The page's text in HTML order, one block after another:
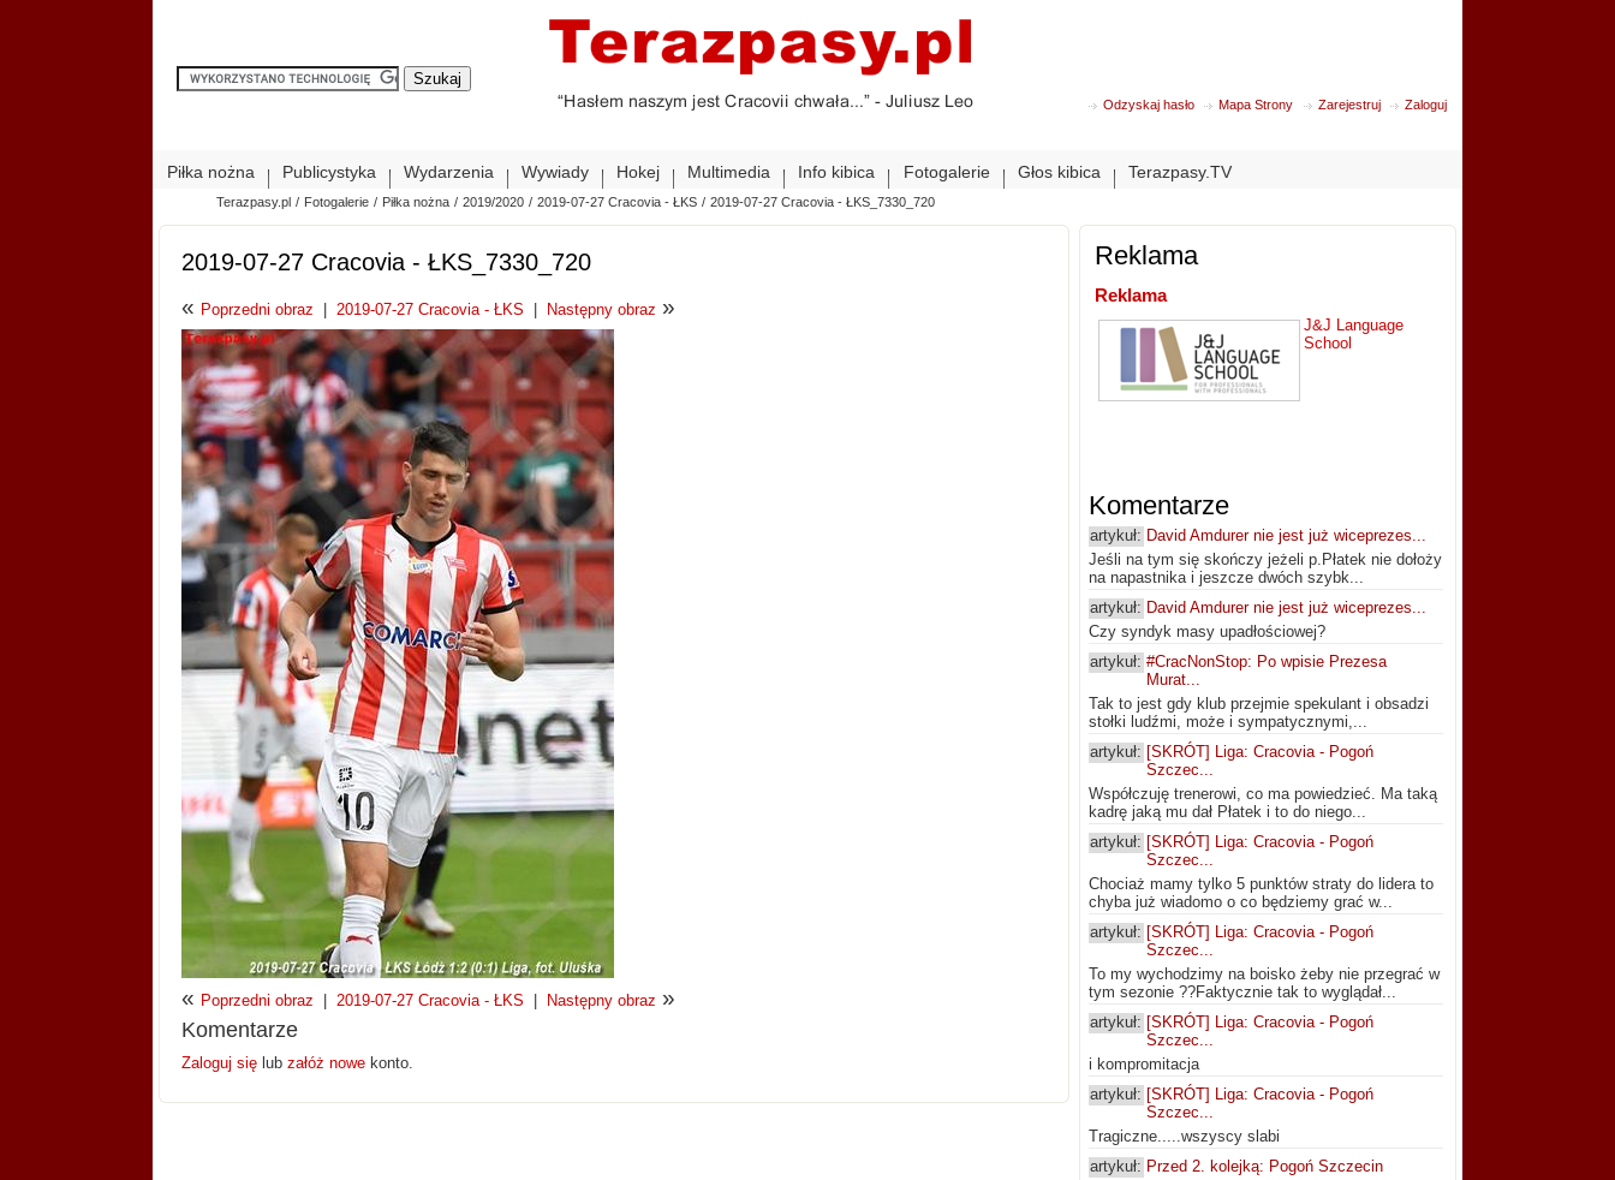
Odzyskaj hasło Mapa Strony Zarejestruj Zaloguj
Piłka nożna Publicystyka Wydarzenia Wywiady Hokej Multimedia Info kibica Fotogalerie Głos kibica Terazpasy.TV
Terazpasy.pl / Fotogalerie / Piłka nożna / 2019/2020 / 2019-07-27 Cracovia - ŁKS / 2019-07-27 Cracovia - ŁKS_7330_720
2019-07-27 Cracovia - ŁKS_7330_720
« Poprzedni obraz 2019-07-27 Cracovia - ŁKS Następny obraz »
« Poprzedni obraz 2019-07-27 Cracovia - ŁKS Następny obraz »
Komentarze
Zaloguj się lub załóż nowe konto.
Reklama
Reklama
J&J Language
School
Komentarze
artykuł: David Amdurer nie jest już wiceprezes...
Jeśli na tym się skończy jeżeli p.Płatek nie dołoży
na napastnika i jeszcze dwóch szybk...
artykuł: David Amdurer nie jest już wiceprezes...
Czy syndyk masy upadłościowej?
artykuł: #CracNonStop: Po wpisie Prezesa
Murat...
Tak to jest gdy klub przejmie spekulant i obsadzi
stołki ludźmi, może i sympatycznymi,...
artykuł: [SKRÓT] Liga: Cracovia - Pogoń
Szczec...
Współczuję trenerowi, co ma powiedzieć. Ma taką
kadrę jaką mu dał Płatek i to do niego...
artykuł: [SKRÓT] Liga: Cracovia - Pogoń
Szczec...
Chociaż mamy tylko 5 punktów straty do lidera to
chyba już wiadomo o co będziemy grać w...
artykuł: [SKRÓT] Liga: Cracovia - Pogoń
Szczec...
To my wychodzimy na boisko żeby nie przegrać w
tym sezonie ??Faktycznie tak to wyglądał...
artykuł: [SKRÓT] Liga: Cracovia - Pogoń
Szczec...
i kompromitacja
artykuł: [SKRÓT] Liga: Cracovia - Pogoń
Szczec...
Tragiczne.....wszyscy slabi
artykuł: Przed 2. kolejką: Pogoń Szczecin